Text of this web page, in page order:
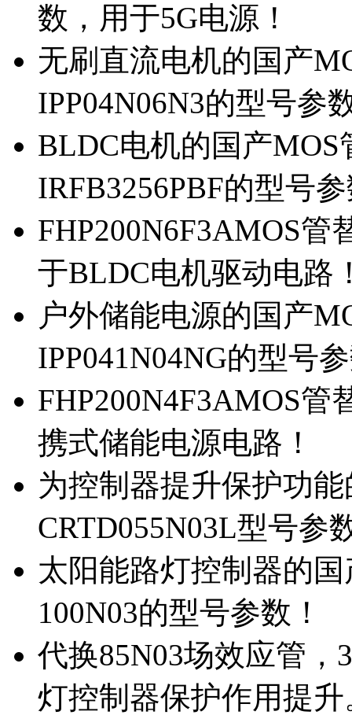
数，用于5G电源！
无刷直流电机的国产
IPP04N06N3的型号参
BLDC电机的国产MOS
IRFB3256PBF的型号
FHP200N6F3AMOS管
于BLDC电机驱动电路
户外储能电源的国产
IPP041N04NG的型号
FHP200N4F3AMOS管
携式储能电源电路！
为控制器提升保护功
CRTD055N03L型号参
太阳能路灯控制器的
100N03的型号参数！
代换85N03场效应管
灯控制器保护作用提升